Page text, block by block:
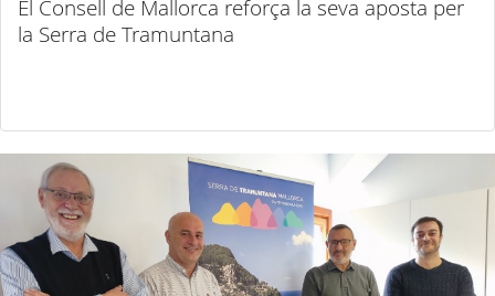
El Consell de Mallorca reforça la seva aposta per
la Serra de Tramuntana